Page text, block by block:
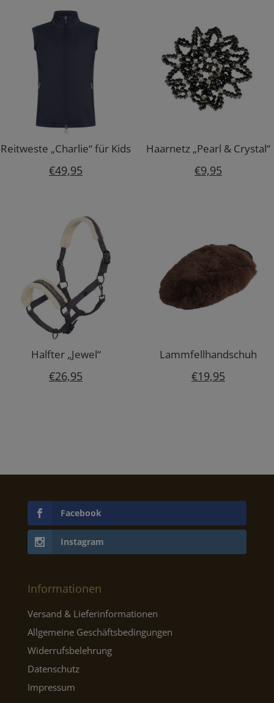
Reitweste „Charlie“ für Kids
€49,95
Haarnetz „Pearl & Crystal“
€9,95
Halfter „Jewel“
€26,95
Lammfellhandschuh
€19,95
Facebook
Instagram
Informationen
Versand & Lieferinformationen
Allgemeine Geschäftsbedingungen
Widerrufsbelehrung
Datenschutz
Impressum